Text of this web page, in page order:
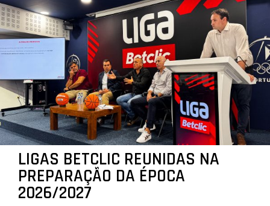
LIGAS BETCLIC REUNIDAS NA
PREPARAÇÃO DA ÉPOCA
2026/2027